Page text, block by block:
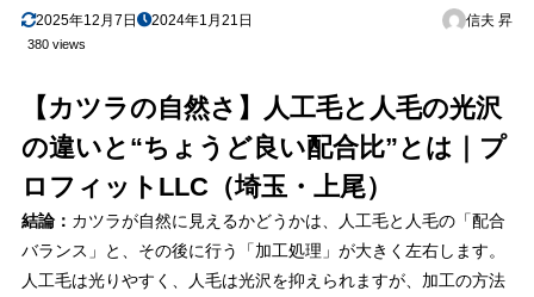
2025年12月7日 2024年1月21日 信夫 昇
380 views
【カツラの自然さ】人工毛と人毛の光沢
の違いと“ちょうど良い配合比”とは｜プ
ロフィットLLC（埼玉・上尾）
結論： カツラが自然に見えるかどうかは、人工毛と人毛の「配合
バランス」と、その後に行う「加工処理」が大きく左右します。
人工毛は光りやすく、人毛は光沢を抑えられますが、加工の方法